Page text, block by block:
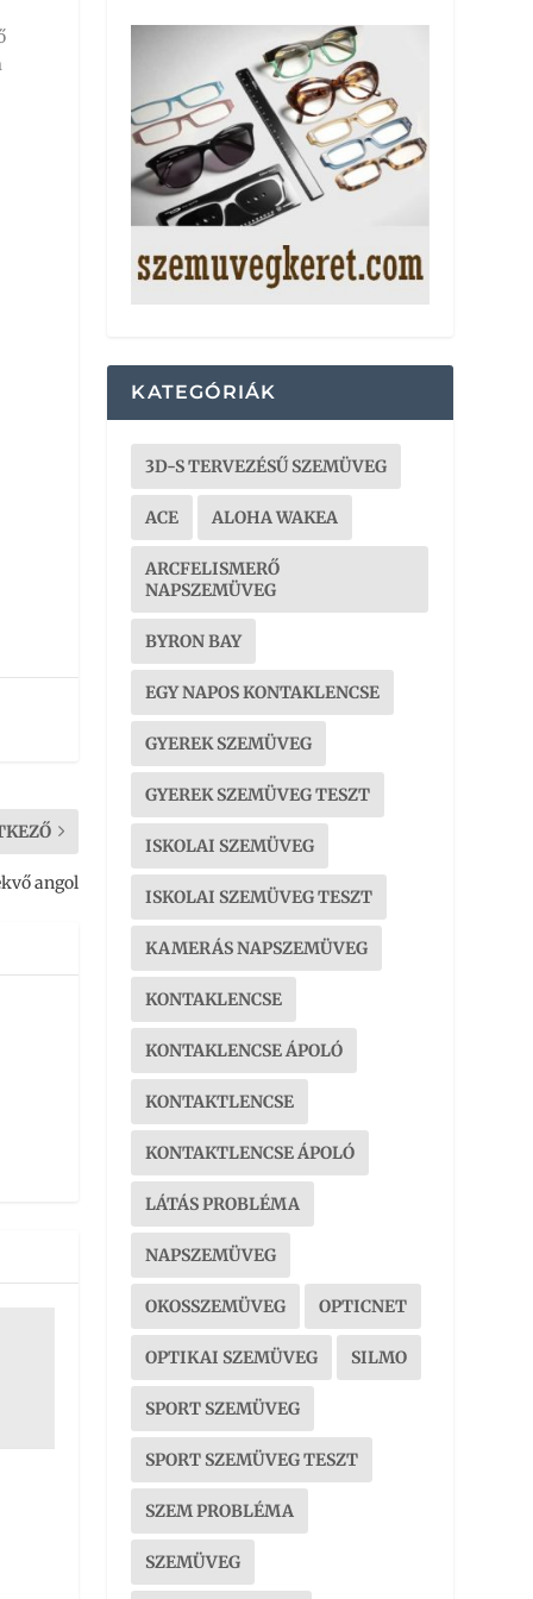
angol
KATEGÓRIÁK
3D-S TERVEZÉSŰ SZEMÜVEG
ACE ALOHA WAKEA
ARCFELISMERŐ
NAPSZEMÜVEG
BYRON BAY
EGY NAPOS KONTAKLENCSE
GYEREK SZEMÜVEG
GYEREK SZEMÜVEG TESZT
ISKOLAI SZEMÜVEG
ISKOLAI SZEMÜVEG TESZT
KAMERÁS NAPSZEMÜVEG
KONTAKLENCSE
KONTAKLENCSE ÁPOLÓ
KONTAKTLENCSE
KONTAKTLENCSE ÁPOLÓ
LÁTÁS PROBLÉMA
NAPSZEMÜVEG
OKOSSZEMÜVEG OPTICNET
OPTIKAI SZEMÜVEG SILMO
SPORT SZEMÜVEG
SPORT SZEMÜVEG TESZT
SZEM PROBLÉMA
SZEMÜVEG